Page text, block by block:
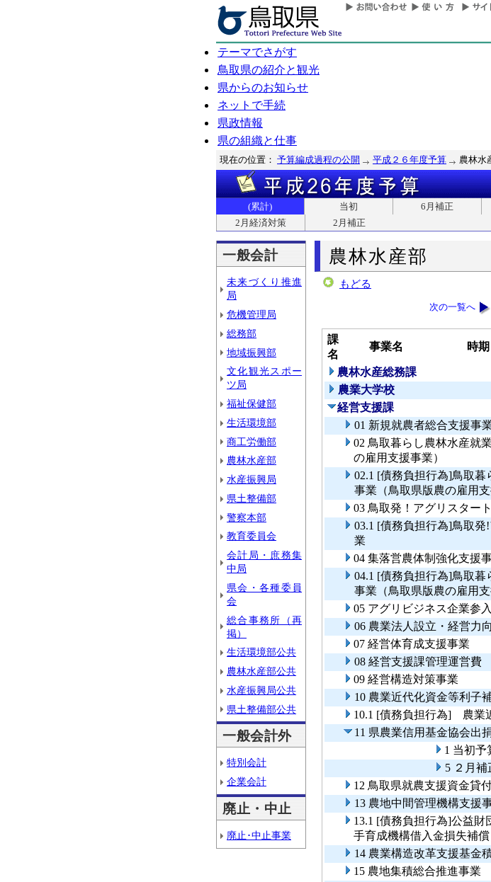
テーマでさがす
鳥取県の紹介と観光
県からのお知らせ
ネットで手続
県政情報
県の組織と仕事
現在の位置： 予算編成過程の公開 平成２６年度予算 農林水
(累計) 当初 6月補正
2月経済対策
2月補正
一般会計
未来づくり推進
局
危機管理局
総務部
地域振興部
文化観光スポー
ツ局
福祉保健部
生活環境部
商工労働部
農林水産部
水産振興局
県土整備部
警察本部
教育委員会
会計局・庶務集
中局
県会・各種委員
会
総合事務所（再
掲）
生活環境部公共
農林水産部公共
水産振興局公共
県土整備部公共
一般会計外
特別会計
企業会計
廃止・中止
廃止･中止事業
農林水産部
もどる
次の一覧へ
課
名
事業名 時期
農林水産総務課
農業大学校
経営支援課
01 新規就農者総合支援事
02 鳥取暮らし農林水産就
の雇用支援事業）
02.1 [債務負担行為]鳥取暮
事業（鳥取県版農の雇用支
03 鳥取発！アグリスター
03.1 [債務負担行為]鳥取
業
04 集落営農体制強化支援
04.1 [債務負担行為]鳥取暮
事業（鳥取県版農の雇用支
05 アグリビジネス企業参
06 農業法人設立・経営力
07 経営体育成支援事業
08 経営支援課管理運営費
09 経営構造対策事業
10 農業近代化資金等利子
10.1 [債務負担行為] 農業
11 県農業信用基金協会出
1 当初予
5 ２月補
12 鳥取県就農支援資金貸
13 農地中間管理機構支援
13.1 [債務負担行為]公益
手育成機構借入金損失補償
14 農業構造改革支援基金
15 農地集積総合推進事業